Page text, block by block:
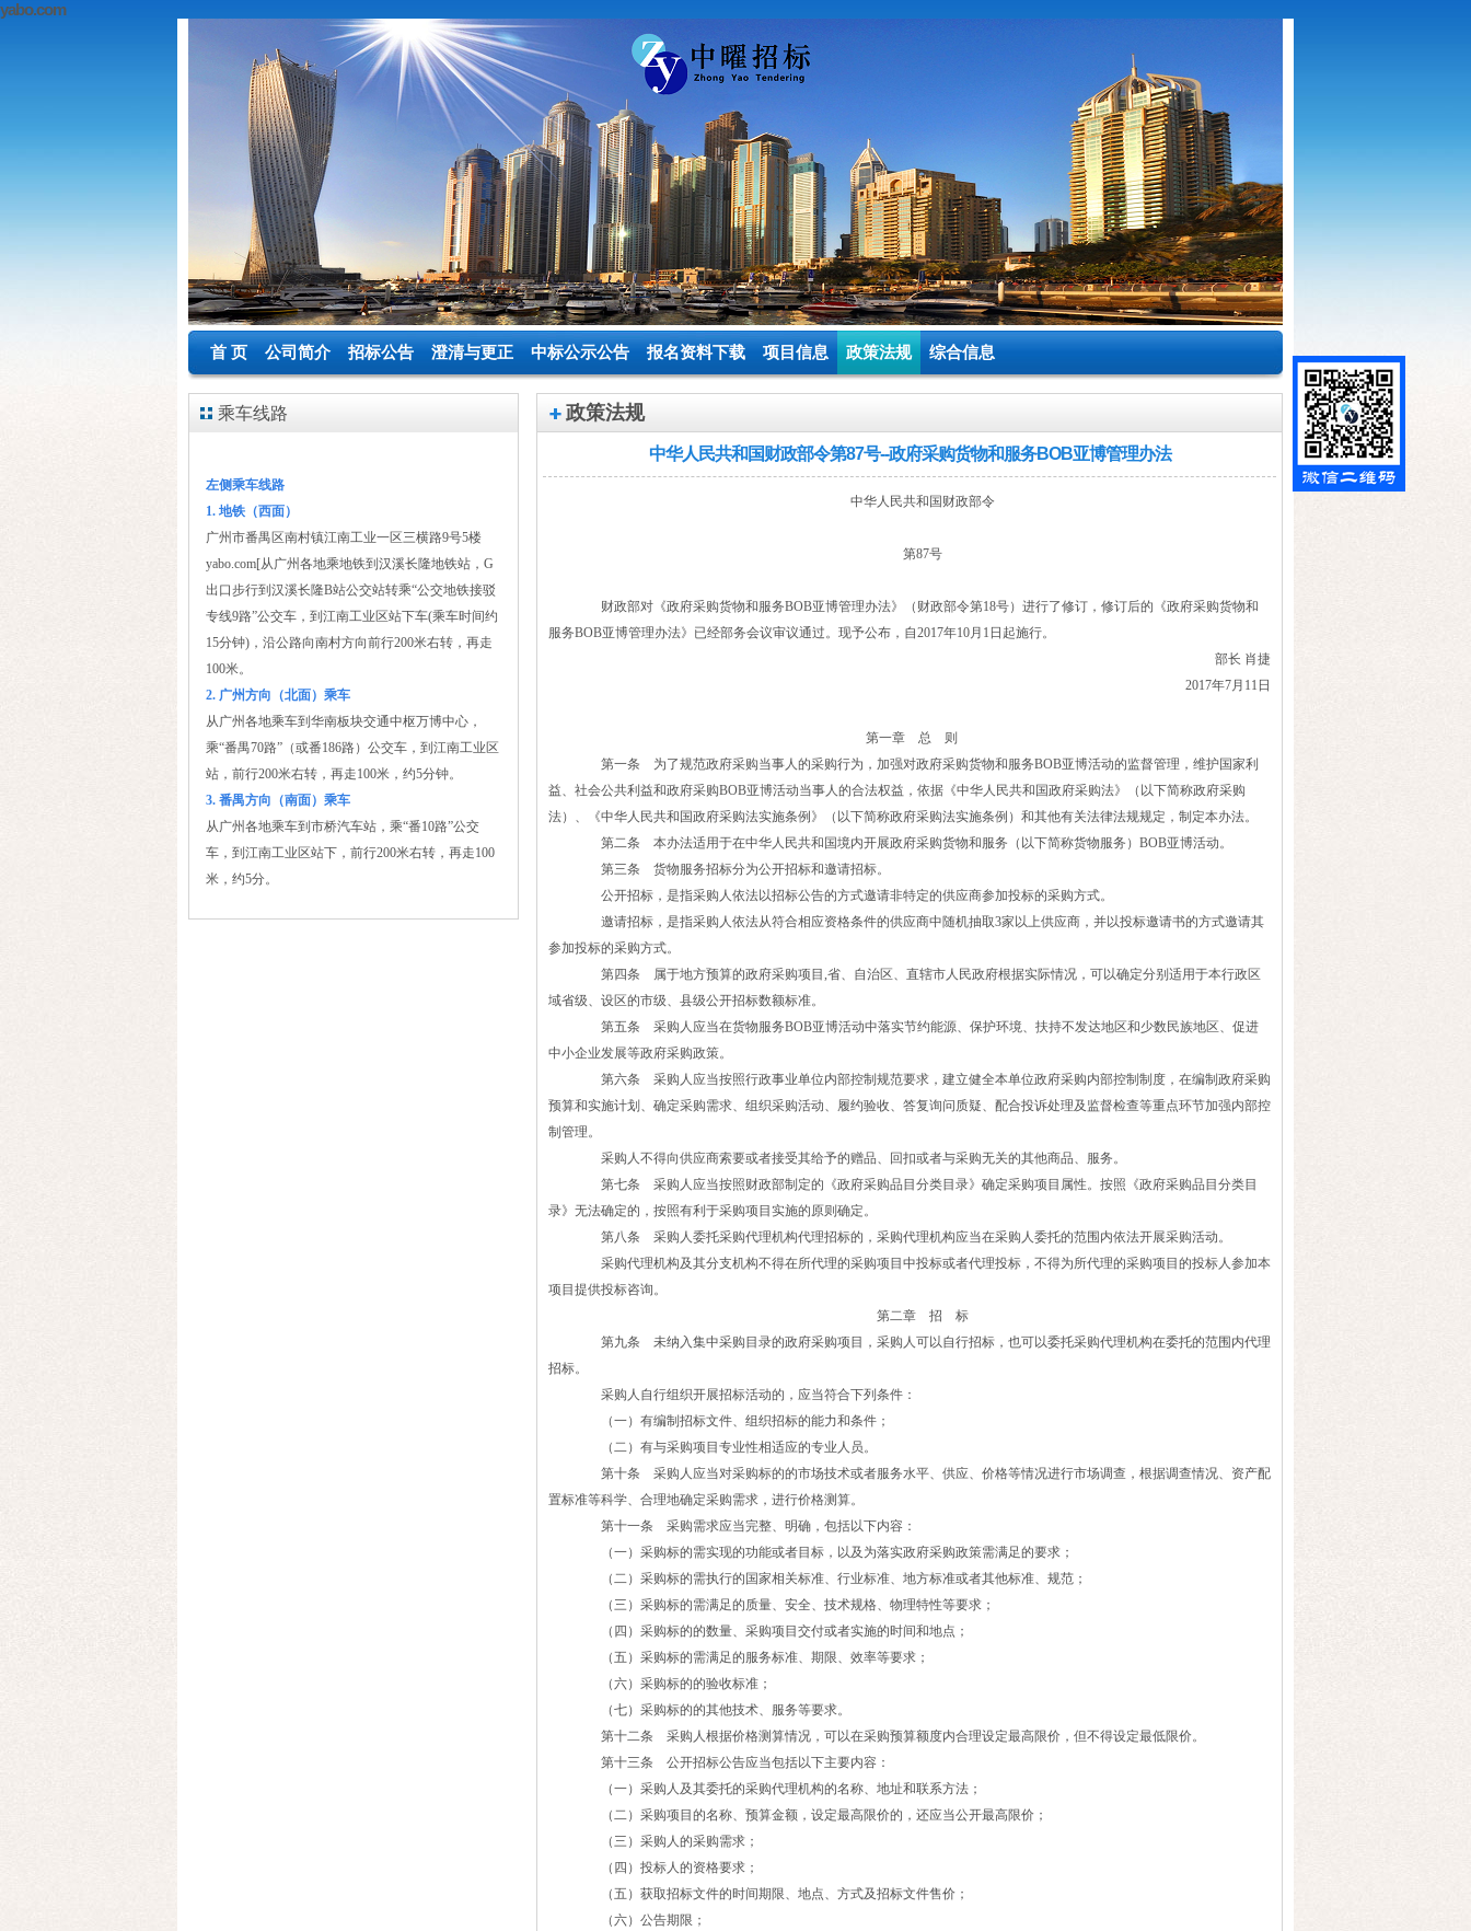
yabo.com
首 页 公司简介 招标公告 澄清与更正 中标公示公告 报名资料下载 项目信息 政策法规 综合信息
乘车线路
左侧乘车线路
1. 地铁（西面）
广州市番禺区南村镇江南工业一区三横路9号5楼
yabo.com[从广州各地乘地铁到汉溪长隆地铁站， G
出口步行到汉溪长隆B站公交站转乘“公交地铁接驳
专线9路”公交车，到江南工业区站下车(乘车时间约
15分钟) ，沿公路向南村方向前行200米右转，再走
100米。
2. 广州方向（北面）乘车
从广州各地乘车到华南板块交通中枢万博中心，
乘“番禺70路” （或番186路）公交车，到江南工业区
站，前行200米右转，再走100米，约5分钟。
3. 番禺方向（南面）乘车
从广州各地乘车到市桥汽车站，乘“番10路”公交
车，到江南工业区站下，前行200米右转，再走100
米，约5分。
政策法规
中华人民共和国财政部令第87号--政府采购货物和服务BOB亚博管理办法
中华人民共和国财政部令
第87号
财政部对《政府采购货物和服务BOB亚博管理办法》（财政部令第18号）进行了修订，修订后的《政府采购货物和
服务BOB亚博管理办法》已经部务会议审议通过。现予公布，自2017年10月1日起施行。
部长 肖捷
2017年7月11日
第一章 总 则
第一条 为了规范政府采购当事人的采购行为，加强对政府采购货物和服务BOB亚博活动的监督管理，维护国家利
益、社会公共利益和政府采购BOB亚博活动当事人的合法权益，依据《中华人民共和国政府采购法》（以下简称政府采购
法）、《中华人民共和国政府采购法实施条例》（以下简称政府采购法实施条例）和其他有关法律法规规定，制定本办法。
第二条 本办法适用于在中华人民共和国境内开展政府采购货物和服务（以下简称货物服务）BOB亚博活动。
第三条 货物服务招标分为公开招标和邀请招标。
公开招标，是指采购人依法以招标公告的方式邀请非特定的供应商参加投标的采购方式。
邀请招标，是指采购人依法从符合相应资格条件的供应商中随机抽取3家以上供应商，并以投标邀请书的方式邀请其
参加投标的采购方式。
第四条 属于地方预算的政府采购项目,省、自治区、直辖市人民政府根据实际情况，可以确定分别适用于本行政区
域省级、设区的市级、县级公开招标数额标准。
第五条 采购人应当在货物服务BOB亚博活动中落实节约能源、保护环境、扶持不发达地区和少数民族地区、促进
中小企业发展等政府采购政策。
第六条 采购人应当按照行政事业单位内部控制规范要求，建立健全本单位政府采购内部控制制度，在编制政府采购
预算和实施计划、确定采购需求、组织采购活动、履约验收、答复询问质疑、配合投诉处理及监督检查等重点环节加强内部控
制管理。
采购人不得向供应商索要或者接受其给予的赠品、回扣或者与采购无关的其他商品、服务。
第七条 采购人应当按照财政部制定的《政府采购品目分类目录》确定采购项目属性。按照《政府采购品目分类目
录》无法确定的，按照有利于采购项目实施的原则确定。
第八条 采购人委托采购代理机构代理招标的，采购代理机构应当在采购人委托的范围内依法开展采购活动。
采购代理机构及其分支机构不得在所代理的采购项目中投标或者代理投标，不得为所代理的采购项目的投标人参加本
项目提供投标咨询。
第二章 招 标
第九条 未纳入集中采购目录的政府采购项目，采购人可以自行招标，也可以委托采购代理机构在委托的范围内代理
招标。
采购人自行组织开展招标活动的，应当符合下列条件：
（一）有编制招标文件、组织招标的能力和条件；
（二）有与采购项目专业性相适应的专业人员。
第十条 采购人应当对采购标的的市场技术或者服务水平、供应、价格等情况进行市场调查，根据调查情况、资产配
置标准等科学、合理地确定采购需求，进行价格测算。
第十一条 采购需求应当完整、明确，包括以下内容：
（一）采购标的需实现的功能或者目标，以及为落实政府采购政策需满足的要求；
（二）采购标的需执行的国家相关标准、行业标准、地方标准或者其他标准、规范；
（三）采购标的需满足的质量、安全、技术规格、物理特性等要求；
（四）采购标的的数量、采购项目交付或者实施的时间和地点；
（五）采购标的需满足的服务标准、期限、效率等要求；
（六）采购标的的验收标准；
（七）采购标的的其他技术、服务等要求。
第十二条 采购人根据价格测算情况，可以在采购预算额度内合理设定最高限价，但不得设定最低限价。
第十三条 公开招标公告应当包括以下主要内容：
（一）采购人及其委托的采购代理机构的名称、地址和联系方法；
（二）采购项目的名称、预算金额，设定最高限价的，还应当公开最高限价；
（三）采购人的采购需求；
（四）投标人的资格要求；
（五）获取招标文件的时间期限、地点、方式及招标文件售价；
（六）公告期限；